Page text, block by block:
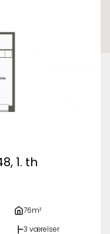
1. th
76m²
3 værelser